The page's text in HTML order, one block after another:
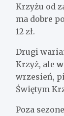
Krzyżu od
ma dobre
12 zł.
Drugi
Krzyż, ale
wrzesień,
Świętym
Poza